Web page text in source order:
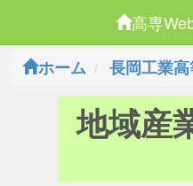
高専
ホーム
長岡工業
地域産